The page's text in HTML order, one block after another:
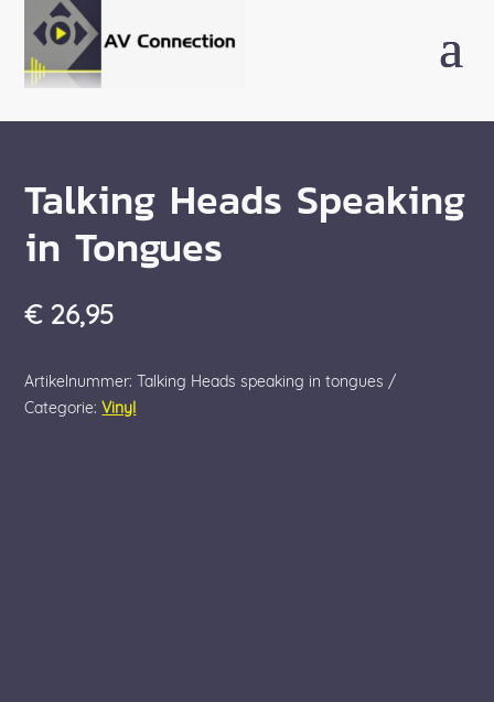
Talking Heads Speaking
in Tongues
€26,95
Artikelnummer: Talking Heads speaking in tongues
Categorie: Vinyl